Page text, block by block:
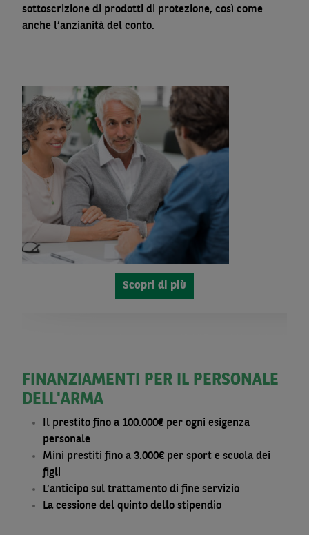
sottoscrizione di prodotti di protezione, così come
anche l’anzianità del conto.
Scopri di più
FINANZIAMENTI PER IL PERSONALE
DELL'ARMA
Il prestito fino a 100.000€ per ogni esigenza
personale
Mini prestiti fino a 3.000€ per sport e scuola dei
figli
L’anticipo sul trattamento di fine servizio
La cessione del quinto dello stipendio